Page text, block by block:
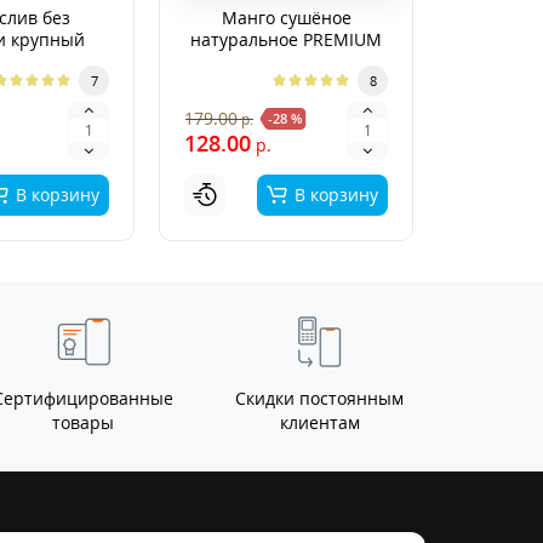
без
крупный
7
В корзину
Манго сушёное
натуральное PREMIUM
8
179.00р. -28 %
128.00 р.
В корзину
товары
Скидки постоянным
клиентам